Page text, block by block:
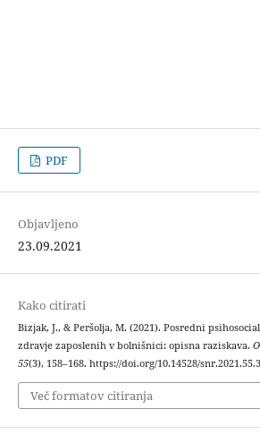
PDF
Objavljeno
23.09.2021
Kako citirati
Bizjak, J., & Peršolja, M. (2021). Posredni
zdravje zaposlenih v bolnišnici: opisna raziskava.
55(3), 158–168. https://doi.org/10.14528/
Več formatov citiranja